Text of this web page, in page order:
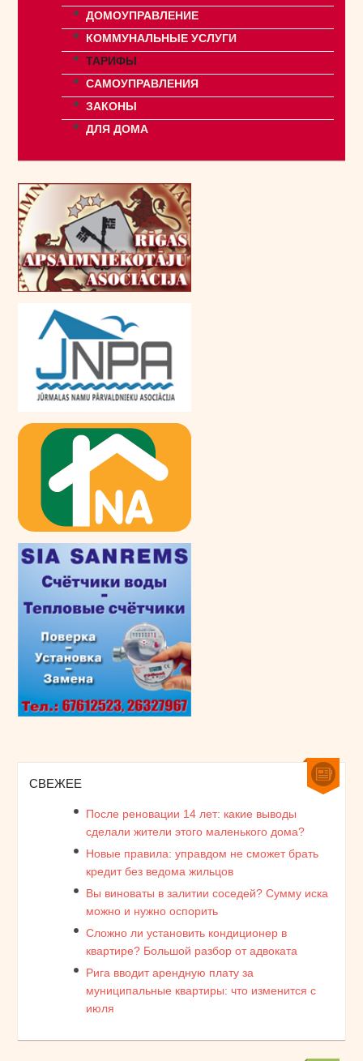
ДОМОУПРАВЛЕНИЕ
КОММУНАЛЬНЫЕ УСЛУГИ
ТАРИФЫ
САМОУПРАВЛЕНИЯ
ЗАКОНЫ
ДЛЯ ДОМА
СВЕЖЕЕ
После реновации 14 лет: какие выводы
сделали жители этого маленького дома?
Новые правила: управдом не сможет брать
кредит без ведома жильцов
Вы виноваты в залитии соседей? Сумму иска
можно и нужно оспорить
Сложно ли установить кондиционер в
квартире? Большой разбор от адвоката
Рига вводит арендную плату за
муниципальные квартиры: что изменится с
июля